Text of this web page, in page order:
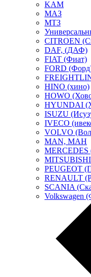
KAM
МАЗ
МТЗ
CITROEN
DAF, (ДАФ)
FIAT (Фиат)
FORD
HINO (хино)
HOWO
HYUNDAI
ISUZU
IVECO
VOLVO
MAN, МАН
MERCEDES
PEUGEOT
RENAULT
SCANIA
Volkswagen